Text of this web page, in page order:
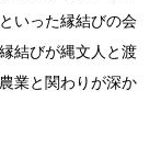
いった縁結びの会
結びが縄文人と渡
業と関わりが深か